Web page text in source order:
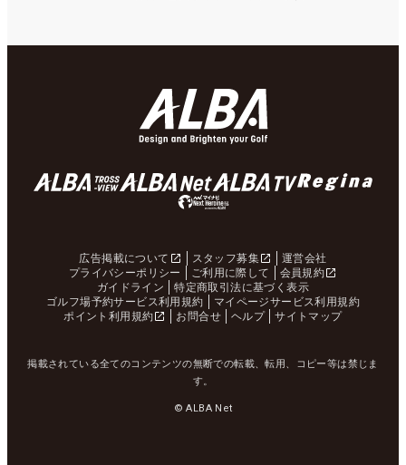
広告掲載について スタッフ募集
運営会社
プライバシーポリシー
ご利用に際して
会員規約
ガイドライン
特定商取引法に基づく表示
ゴルフ場予約サービス利用規約
マイページサービス利用規約
ポイント利用規約
お問合せ ヘルプ サイトマップ
掲載されている全てのコンテンツの無断での転載、転用、コピー等は禁じま
す。
© ALBA Net